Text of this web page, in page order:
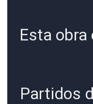
Esta obra
Partidos